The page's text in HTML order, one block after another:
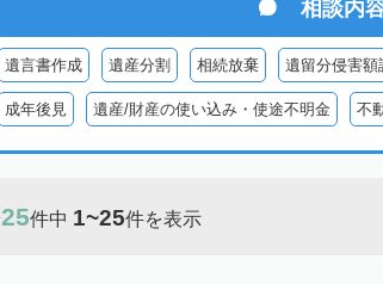
相談内
遺言書作成 遺産分割 相続放棄 遺留分侵害額
成年後見 遺産/財産の使い込み・使途不明金 不
25件中 1~25件を表示